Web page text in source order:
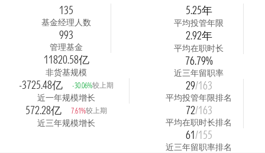
135
基金经理人数
993
管理基金
11820.58亿
非货基规模
-3725.48亿 -30.06%较上期
近一年规模增长
572.28亿 7.61%较上期
近三年规模增长
5.25年
平均投管年限
2.92年
平均在职时长
76.79%
近三年留职率
29/163
平均投管年限排名
72/163
平均在职时长排名
61/155
近三年留职率排名